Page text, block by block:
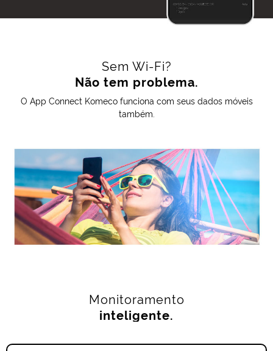
Sem Wi-Fi?
Não tem problema.
O App Connect Komeco funciona com seus dados móveis
também.
Monitoramento
inteligente.